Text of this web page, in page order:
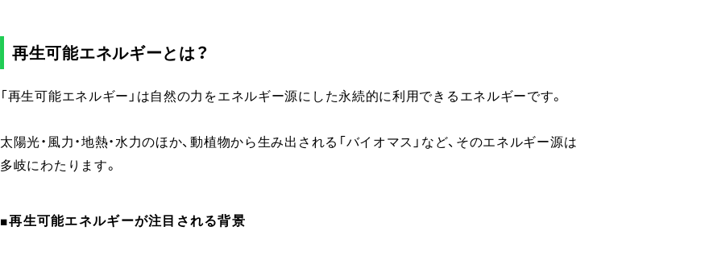
再生可能エネルギーとは？
「再生可能エネルギー」は自然の力をエネルギー源にした永続的に利用できるエネルギーです。
太陽光・風力・地熱・水力のほか、動植物から生み出される「バイオマス」など、そのエネルギー源は
多岐にわたります。
■再生可能エネルギーが注目される背景